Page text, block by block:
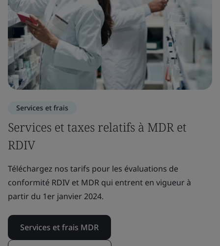
Services et frais
Services et taxes relatifs à MDR et
RDIV
Téléchargez nos tarifs pour les évaluations de
conformité RDIV et MDR qui entrent en vigueur à
partir du 1er janvier 2024.
Services et frais MDR